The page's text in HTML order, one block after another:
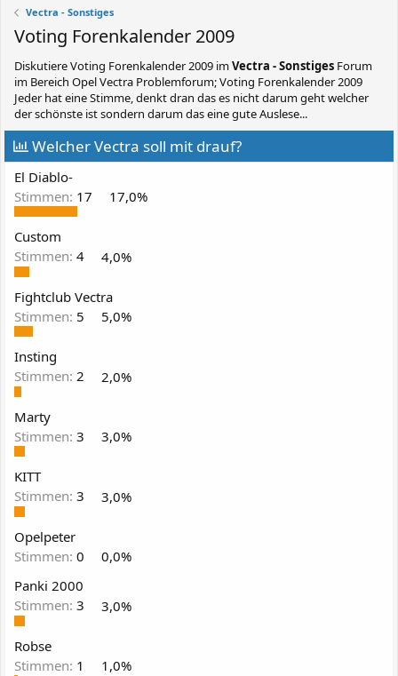
Vectra - Sonstiges
Voting Forenkalender 2009
DiskutiereVoting Forenkalender 2009 imVectra - Sonstiges Forum
im Bereich Opel Vectra Problemforum; Voting Forenkalender 2009
Jeder hat eine Stimme, denkt dran das es nicht darum geht welcher
der schönste ist sondern darum das eine gute Auslese...
Welcher Vectra soll mit drauf?
El Diablo-
Stimmen: 17 17,0%
Custom
Stimmen: 4 4,0%
Fightclub Vectra
Stimmen: 5 5,0%
Insting
Stimmen: 2 2,0%
Marty
Stimmen: 3 3,0%
KITT
Stimmen: 3 3,0%
Opelpeter
Stimmen: 0
0,0%
Panki 2000
Stimmen: 3 3,0%
Robse
Stimmen: 1 1,0%